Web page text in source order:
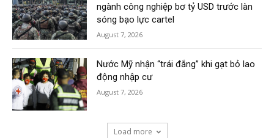
ngành công nghiệp bơ tỷ USD trước làn
sóng bạo lực cartel
August 7, 2026
Nước Mỹ nhận “trái đắng” khi gạt bỏ lao
động nhập cư
August 7, 2026
Load more